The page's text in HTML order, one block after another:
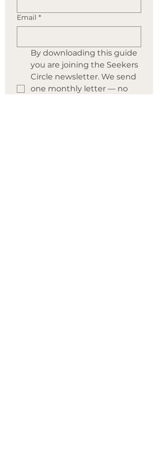
Email *
By downloading this guide
you are joining the Seekers
Circle newsletter. We send
one monthly letter — no